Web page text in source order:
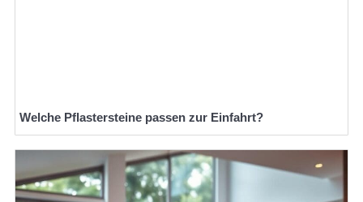
Welche Pflastersteine passen zur Einfahrt?